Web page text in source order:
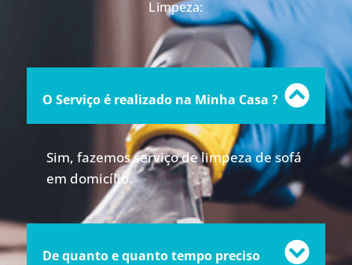
Limpeza:
O Serviço é realizado na Minha Casa ?
Sim, fazemos serviço de limpeza de sofá
em domicílio.
De quanto e quanto tempo preciso